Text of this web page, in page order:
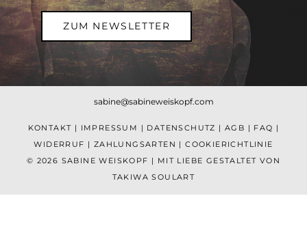
ZUM NEWSLETTER
sabine@sabineweiskopf.com
KONTAKT | IMPRESSUM | DATENSCHUTZ | AGB | FAQ |
WIDERRUF | ZAHLUNGSARTEN |COOKIERICHTLINIE
© 2026 SABINE WEISKOPF | MIT LIEBE GESTALTET VON
TAKIWA SOULART